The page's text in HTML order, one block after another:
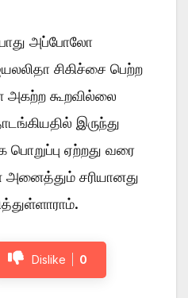
அப்போலோ
சிகிச்சை பெற்ற
அகற்ற கூறவில்லை
இருந்து
ஏற்றது வரை
அனைத்தும் சரியானது
Dislike 0